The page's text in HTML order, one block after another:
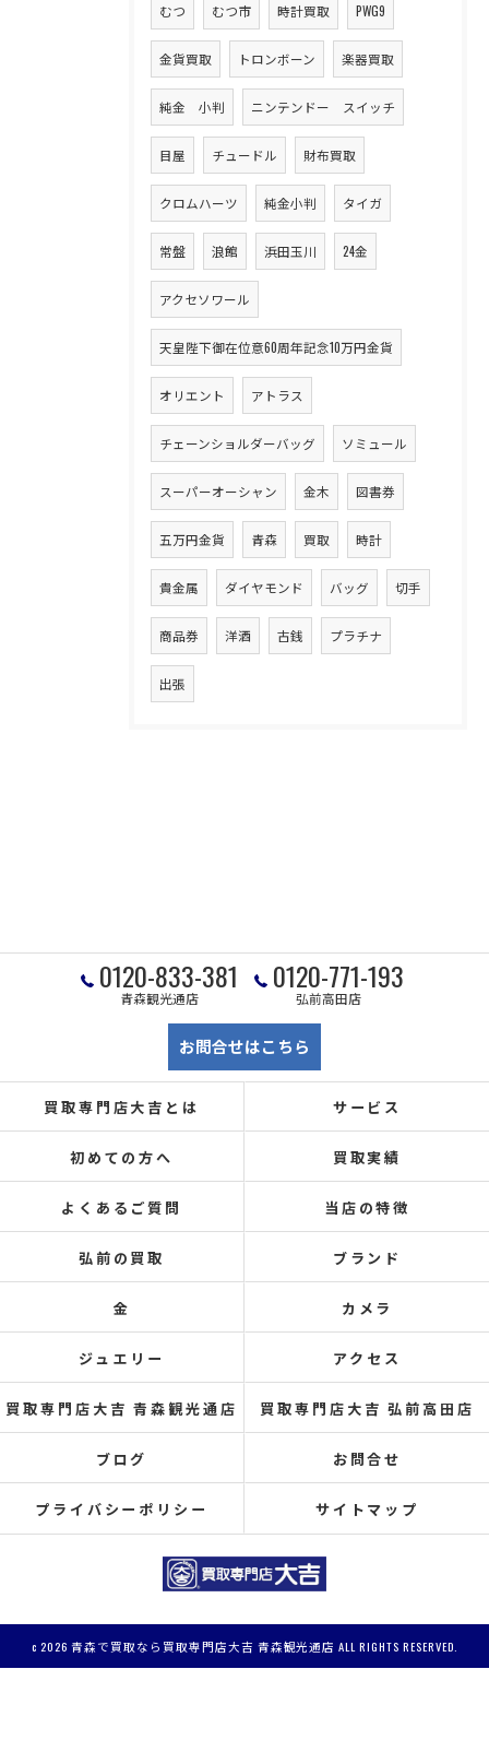
むつ むつ市 時計買取 PWG9
金貨買取 トロンボーン 楽器買取
純金 小判 ニンテンドー スイッチ
目屋 チュードル 財布買取
クロムハーツ 純金小判 タイガ
常盤 浪館 浜田玉川 24金
アクセソワール
天皇陛下御在位意60周年記念10万円金貨
オリエント アトラス
チェーンショルダーバッグ ソミュール
スーパーオーシャン 金木 図書券
五万円金貨 青森 買取 時計
貴金属 ダイヤモンド バッグ 切手
商品券 洋酒 古銭 プラチナ
出張
0120-833-381
青森観光通店
0120-771-193
弘前高田店
お問合せはこちら
買取専門店大吉とは サービス
初めての方へ 買取実績
よくあるご質問 当店の特徴
弘前の買取 ブランド
金 カメラ
ジュエリー アクセス
買取専門店大吉 青森観光通店 買取専門店大吉 弘前高田店
ブログ お問合せ
プライバシーポリシー サイトマップ
c 2026 青森で買取なら買取専門店大吉 青森観光通店 ALL RIGHTS RESERVED.